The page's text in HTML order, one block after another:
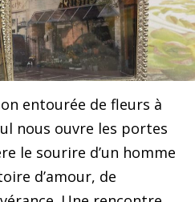
entourée de fleurs à
nous ouvre les portes
le sourire d’un homme
d’amour, de